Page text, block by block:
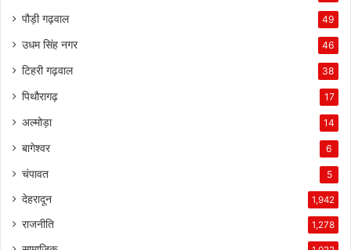
पौड़ी गढ़वाल 49
उधम सिंह नगर 46
टिहरी गढ़वाल 38
पिथौरागढ़ 17
अल्मोड़ा 14
बागेश्वर 6
चंपावत 5
देहरादून 1,942
राजनीति 1,278